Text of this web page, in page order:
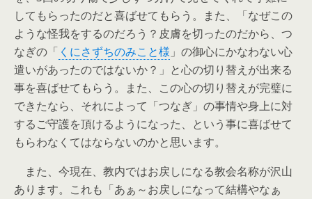
してもらったのだと喜ばせてもらう。また、「なぜこの
ような怪我をするのだろう？皮膚を切ったのだから、つ
なぎの「 くにさずちのみこと様 」の御心にかなわない心
遣いがあったのではないか？」と心の切り替えが出来る
事を喜ばせてもらう。また、この心の切り替えが完璧に
できたなら、それによって「つなぎ」の事情や身上に対
するご守護を頂けるようになった、という事に喜ばせて
もらわなくてはならないのかと思います。
また、今現在、教内ではお戻しになる教会名称が沢山
あります。これも「あぁ～お戻しになって結構やなぁ